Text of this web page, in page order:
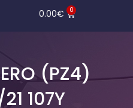
0.00€ 0
(PZ4)
107Y